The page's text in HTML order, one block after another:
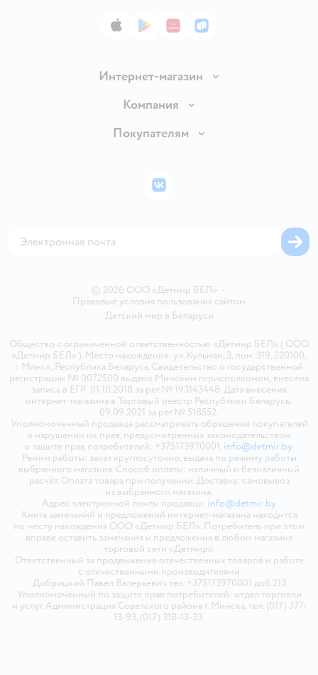
App StoreGoogle Play
AppGallery
RuStore
Интернет-магазин
Доставка и оплата
Правила продажи
Политика использования файлов cookie
Компания
Вакансии
Покупателям
Бонусные карты
© 2026 ООО «Детмир БЕЛ» •
Правовые условия пользования сайтом
Детский мир в Беларуси
Общество с ограниченной ответственностью «Детмир БЕЛ» ( ООО
«Детмир БЕЛ» ). Место нахождения: ул. Кульман, 3, пом. 319, 220100,
г. Минск, Республика Беларусь. Свидетельство о государственной
регистрации № 0072500 выдано Минским горисполкомом, внесена
запись в ЕГР 01.10.2018 за рег.№ 193143448. Дата внесения
интернет-магазина в Торговый реестр Республики Беларусь:
09.09.2021 за рег.№ 518552.
Уполномоченный продавца рассматривать обращения покупателей
о нарушении их прав, предусмотренных законодательством
о защите прав потребителей: +375173970001, info@detmir.by.
Режим работы: заказ круглосуточно, выдача по режиму работы
выбранного магазина. Способ оплаты: наличный и безналичный
расчёт. Оплата товара при получении. Доставка: самовывоз
из выбранного магазина.
Адрес электронной почты продавца: info@detmir.by
Книга замечаний и предложений интернет-магазина находится
по месту нахождения ООО «Детмир БЕЛ». Потребитель при этом
вправе оставить замечания и предложения в любом магазине
торговой сети «Детмир».
Ответственный за продвижение отечественных товаров и работе
с отечественными производителями
Добрицкий Павел Валерьевич тел. +375173970001 доб.213
Уполномоченный по защите прав потребителей: отдел торговли
и услуг Администрация Советского района г. Минска, тел. (017) 377-
13-93, (017) 318-13-33.
ВКонтакте